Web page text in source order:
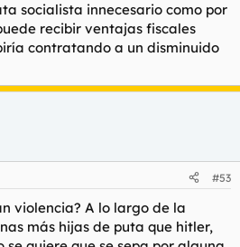
socialista innecesario como por
recibir ventajas fiscales
contratando a un disminuido
#53
violencia? A lo largo de la
más hijas de puta que hitler,